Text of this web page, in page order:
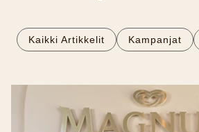
Kaikki Artikkelit Kampanjat